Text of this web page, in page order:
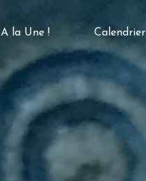
A la Une ! Calendrier